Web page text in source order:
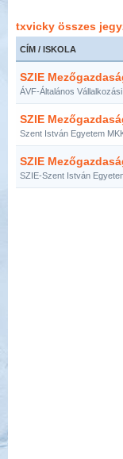
txvicky összes
CÍM / ISKOLA
SZIE
ÁVF-Általános
SZIE
Szent István Egyetem
SZIE
SZIE-Szent István